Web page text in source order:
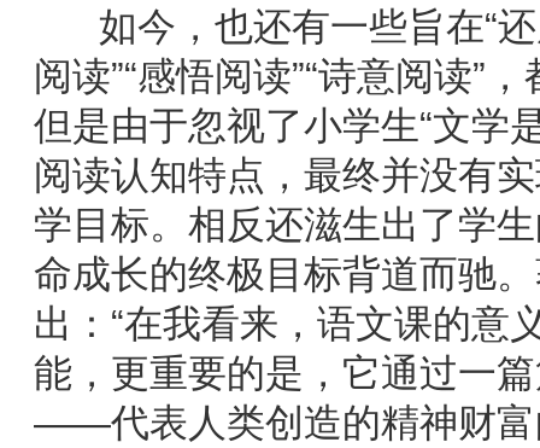
如今，也还有一些旨在“还
阅读”“感悟阅读”“诗意阅读”
但是由于忽视了小学生“文学
阅读认知特点，最终并没有
学目标。相反还滋生出了学
命成长的终极目标背道而驰
出：“在我看来，语文课的意
能，更重要的是，它通过一
——代表人类创造的精神财富